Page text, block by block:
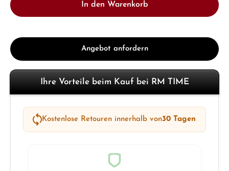
In den Warenkorb
Angebot anfordern
Ihre Vorteile beim Kauf bei RM TIME
Kostenlose Retouren innerhalb von30 Tagen